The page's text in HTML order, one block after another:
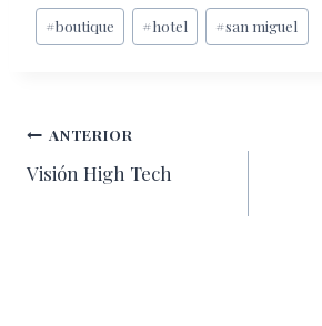
Etiquetas
de
#boutique #hotel #san miguel
Navegación
de
ANTERIOR
Visión High Tech